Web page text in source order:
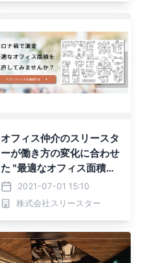
オフィス仲介のスリースタ
ーが働き方の変化に合わせ
た "最適なオフィス面積を
見直す” サービスの提供を
開始！
2021-07-01 15:10
株式会社スリースター